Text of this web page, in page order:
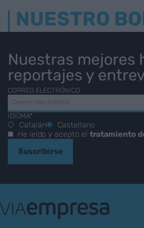
NUESTRO
Nuestras mejores
reportajes y
CORREO ELECTRÓNICO
IDIOMA*
Catalán
Castellano
He leído y acepto el tratamiento
Suscribirse